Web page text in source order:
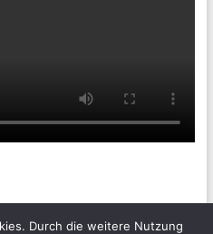
Durch die weitere Nutzung